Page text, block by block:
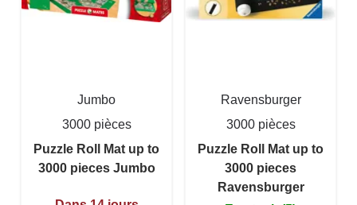
Jumbo
3000 pièces
Puzzle Roll Mat up to
3000 pieces Jumbo
Ravensburger
3000 pièces
Puzzle Roll Mat up to
3000 pieces
Ravensburger